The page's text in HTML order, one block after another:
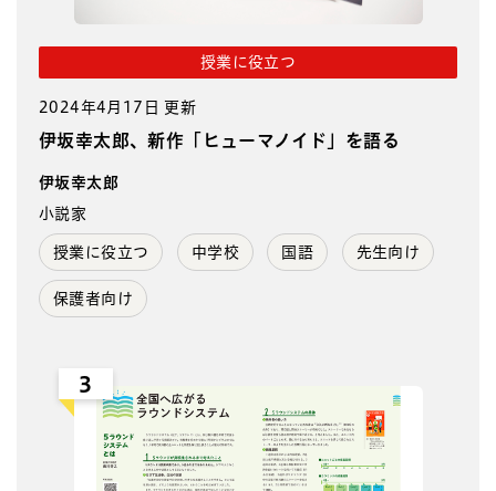
授業に役立つ
2024年4月17日 更新
伊坂幸太郎、新作「ヒューマノイド」を語る
伊坂幸太郎
小説家
授業に役立つ 中学校 国語 先生向け
保護者向け
3